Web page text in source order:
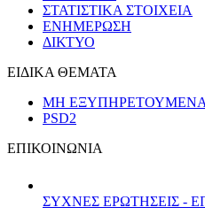
ΣΤΑΤΙΣΤΙΚΑ ΣΤΟΙΧΕΙΑ
ΕΝΗΜΕΡΩΣΗ
ΔΙΚΤΥΟ
ΕΙΔΙΚΑ ΘΕΜΑΤΑ
ΜΗ
PSD2
ΕΠΙΚΟΙΝΩΝΙΑ
ΣΥΧΝΕΣ ΕΡΩΤΗΣΕΙΣ -